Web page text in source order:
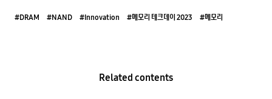
#DRAM #NAND #Innovation #메모리 테크데이 2023 #메모리
Related contents